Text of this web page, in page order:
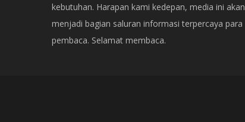
kebutuhan. Harapan kami kedepan, media ini akan
menjadi bagian saluran informasi terpercaya para
pembaca. Selamat membaca.